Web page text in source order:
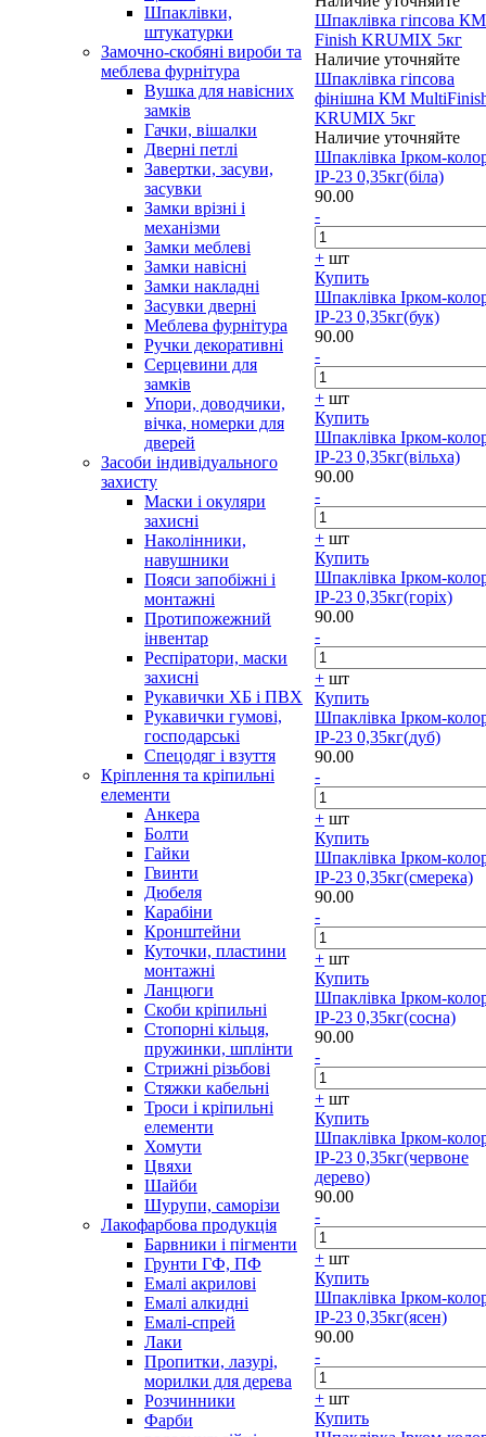
Шпаклівки,
штукатурки
Замочно-скобяні вироби та
меблева фурнітура
Вушка для навісних
замків
Гачки, вішалки
Дверні петлі
Завертки, засуви,
засувки
Замки врізні і
механізми
Замки меблеві
Замки навісні
Замки накладні
Засувки дверні
Меблева фурнітура
Ручки декоративні
Серцевини для
замків
Упори, доводчики,
вічка, номерки для
дверей
Засоби індивідуального
захисту
Маски і окуляри
захисні
Наколінники,
навушники
Пояси запобіжні і
монтажні
Протипожежний
інвентар
Респіратори, маски
захисні
Рукавички ХБ і ПВХ
Рукавички гумові,
господарські
Спецодяг і взуття
Кріплення та кріпильні
елементи
Анкера
Болти
Гайки
Гвинти
Дюбеля
Карабіни
Кронштейни
Куточки, пластини
монтажні
Ланцюги
Скоби кріпильні
Стопорні кільця,
пружинки, шплінти
Стрижні різьбові
Стяжки кабельні
Троси і кріпильні
елементи
Хомути
Цвяхи
Шайби
Шурупи, саморізи
Лакофарбова продукція
Барвники і пігменти
Грунти ГФ, ПФ
Емалі акрилові
Емалі алкидні
Емалі-спрей
Лаки
Пропитки, лазурі,
морилки для дерева
Розчинники
Фарби
Шпаклівка гіпсова КМ
Finish KRUMIX 5кг
Наличие уточняйте
Шпаклівка гіпсова
фінішна КМ
KRUMIX 5кг
Наличие уточняйте
Шпаклівка Ірком-
ІР-23 0,35кг(біла)
90.00
-
+ шт
Купить
Шпаклівка Ірком-
ІР-23 0,35кг(бук)
90.00
-
+ шт
Купить
Шпаклівка Ірком-
ІР-23 0,35кг(вільха)
90.00
-
+ шт
Купить
Шпаклівка Ірком-
ІР-23 0,35кг(горіх)
90.00
-
+ шт
Купить
Шпаклівка Ірком-
ІР-23 0,35кг(дуб)
90.00
-
+ шт
Купить
Шпаклівка Ірком-
ІР-23 0,35кг(смерека)
90.00
-
+ шт
Купить
Шпаклівка Ірком-
ІР-23 0,35кг(сосна)
90.00
-
+ шт
Купить
Шпаклівка Ірком-
ІР-23 0,35кг(червоне
дерево)
90.00
-
+ шт
Купить
Шпаклівка Ірком-
ІР-23 0,35кг(ясен)
90.00
-
+ шт
Купить